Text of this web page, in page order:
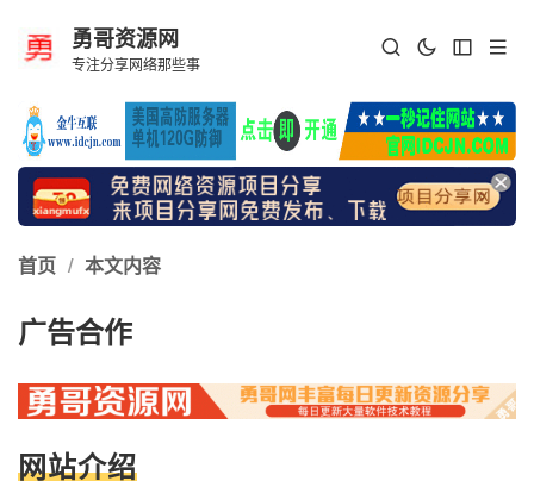
勇哥资源网
专注分享网络那些事
首页 / 本文内容
广告合作
网站介绍